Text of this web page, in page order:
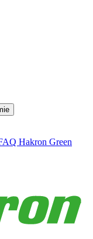
Hakron Green